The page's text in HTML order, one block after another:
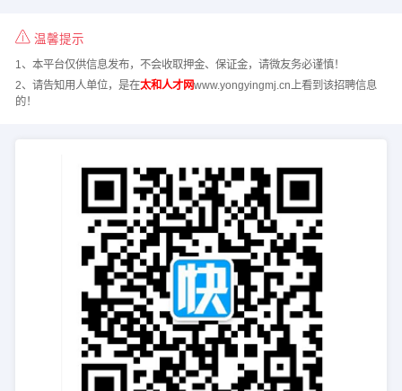
温馨提示
1、本平台仅供信息发布，不会收取押金、保证金，请微友务必谨慎！
2、请告知用人单位，是在太和人才网www.yongyingmj.cn上看到该招聘信息
的！